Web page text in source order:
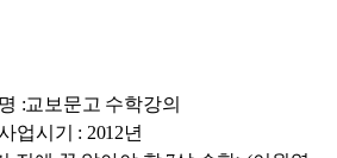
:교보문고 수학강의
업시기 : 2012년